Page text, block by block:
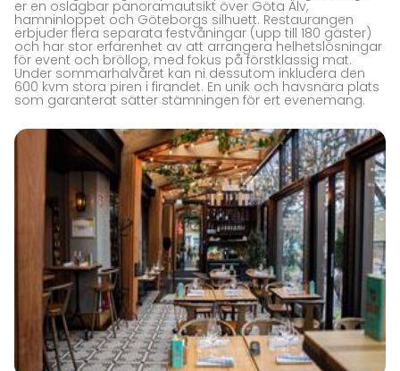
er en oslagbar panoramautsikt över Göta Älv,
hamninloppet och Göteborgs silhuett. Restaurangen
erbjuder flera separata festvåningar (upp till 180 gäster)
och har stor erfarenhet av att arrangera helhetslösningar
för event och bröllop, med fokus på förstklassig mat.
Under sommarhalvåret kan ni dessutom inkludera den
600 kvm stora piren i firandet. En unik och havsnära plats
som garanterat sätter stämningen för ert evenemang.